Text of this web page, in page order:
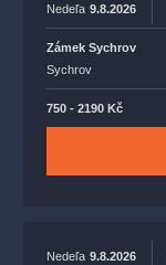
Nedeľa 9.8.2026
Zámek Sychrov
Sychrov
750 - 2190 Kč
Nedeľa 9.8.2026